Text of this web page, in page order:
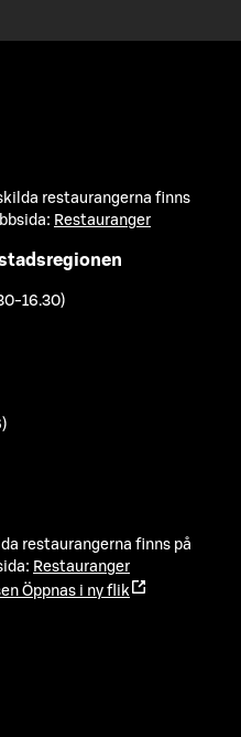
restaurangerna finns
Restauranger
16.30)
restaurangerna finns på
Restauranger
Öppnas i ny flik